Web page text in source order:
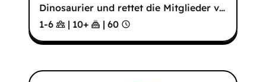
Dinosaurier und rettet die Mitglieder v…
1-6
| 10+ | 60